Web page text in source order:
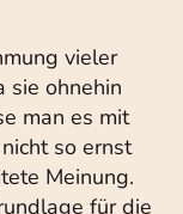
vieler
sie ohnehin
man es mit
so ernst
Meinung.
für die